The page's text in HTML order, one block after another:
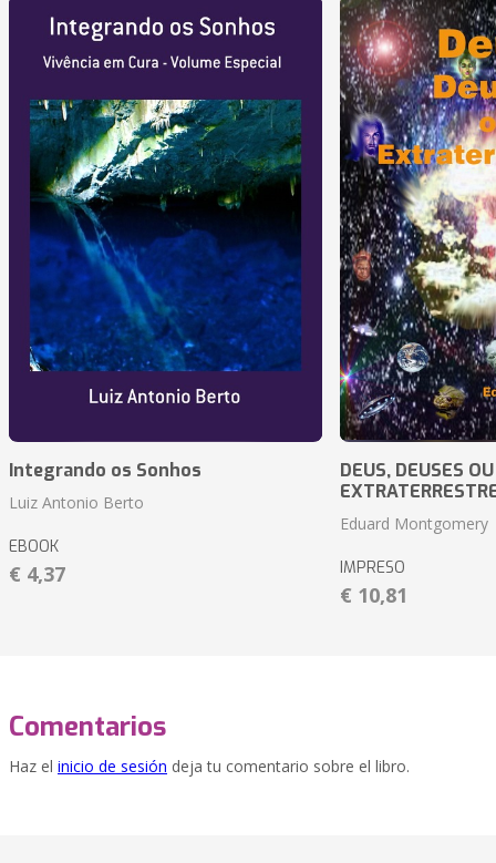
Integrando os Sonhos
Luiz Antonio Berto
EBOOK
€ 4,37
DEUS, DEUSES OU
Eduard Montgomery
IMPRESO
€ 10,81
Comentarios
Haz el inicio de sesión deja tu comentario sobre el libro.